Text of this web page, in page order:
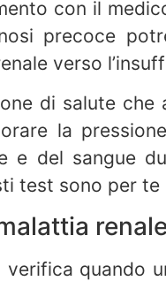
con il
precoce
verso
di salute che
la
e del sangue
test sono per te
quando